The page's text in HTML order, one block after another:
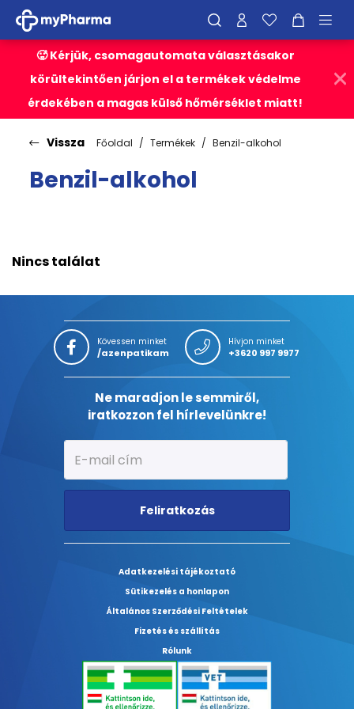
🥵 Kérjük, csomagautomata választásakor
körültekintően járjon el a termékek védelme
érdekében a magas külső hőmérséklet miatt!
Vissza Főoldal Termékek Benzil-alkohol
Benzil-alkohol
Nincs találat
Kövessen minket
/azenpatikam
Hívjon minket
+3620 997 9977
Ne maradjon le semmiről,
iratkozzon fel hírlevelünkre!
Feliratkozás
Adatkezelési tájékoztató
Sütikezelés a honlapon
Általános Szerződési Feltételek
Fizetés és szállítás
Rólunk